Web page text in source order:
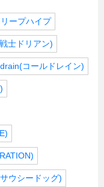
ープハイプ
士ドリアン)
コールドレイン)
ウシードッグ)